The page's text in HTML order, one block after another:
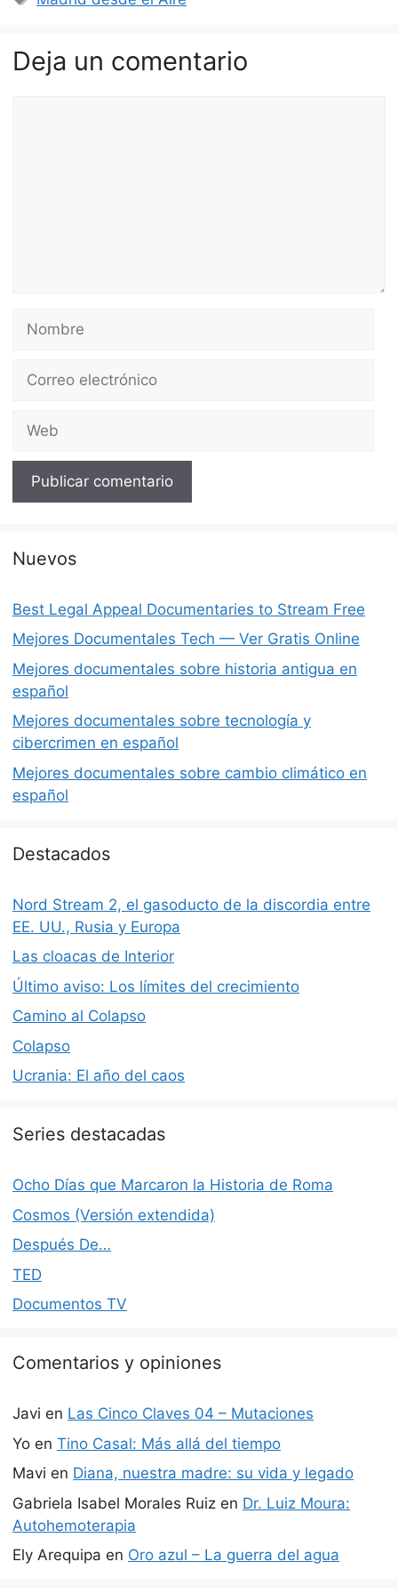
Deja un comentario
electrónico
Nuevos
Best Legal Appeal Documentaries to Stream Free
Mejores Documentales Tech — Ver Gratis Online
Mejores documentales sobre historia antigua en
español
Mejores documentales sobre tecnología y
cibercrimen en español
Mejores documentales sobre cambio climático en
español
Destacados
Nord Stream 2, el gasoducto de la discordia entre
EE. UU., Rusia y Europa
Las cloacas de Interior
Último aviso: Los límites del crecimiento
Camino al Colapso
Colapso
Ucrania: El año del caos
Series destacadas
Ocho Días que Marcaron la Historia de Roma
Cosmos (Versión extendida)
Después De…
TED
Documentos TV
Comentarios y opiniones
Javi en Las Cinco Claves 04 – Mutaciones
Yo en Tino Casal: Más allá del tiempo
Mavi en Diana, nuestra madre: su vida y legado
Gabriela Isabel Morales Ruiz en Dr. Luiz Moura:
Autohemoterapia
Ely Arequipa en Oro azul – La guerra del agua